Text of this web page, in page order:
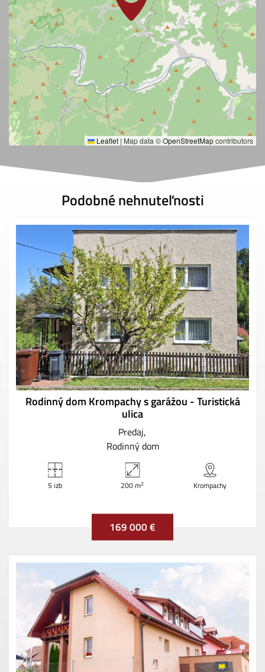
Leaflet | Map data ©OpenStreetMapcontributors
Podobné nehnuteľnosti
Rodinný dom Krompachy s garážou - Turistická
ulica
Predaj
Rodinný dom
5 izb 200 m2 Krompachy
169 000 €